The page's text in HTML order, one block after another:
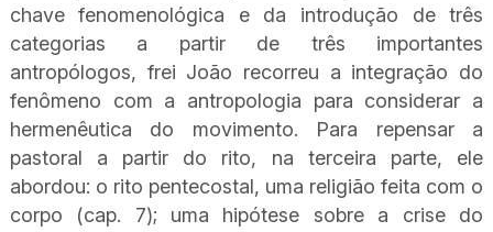
chave fenomenológica e da introdução de três
categorias a partir de três importantes
antropólogos, frei João recorreu a integração do
fenômeno com a antropologia para considerar a
hermenêutica do movimento. Para repensar a
pastoral a partir do rito, na terceira parte, ele
abordou: o rito pentecostal, uma religião feita com o
corpo (cap. 7); uma hipótese sobre a crise do